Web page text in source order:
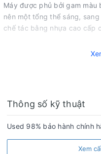
Máy được phủ bởi gam
nên một tổng thể sáng,
chế tác bằng nhựa cao cấp
Thông số kỹ thuật
Used 98% bảo hành chính
Xem